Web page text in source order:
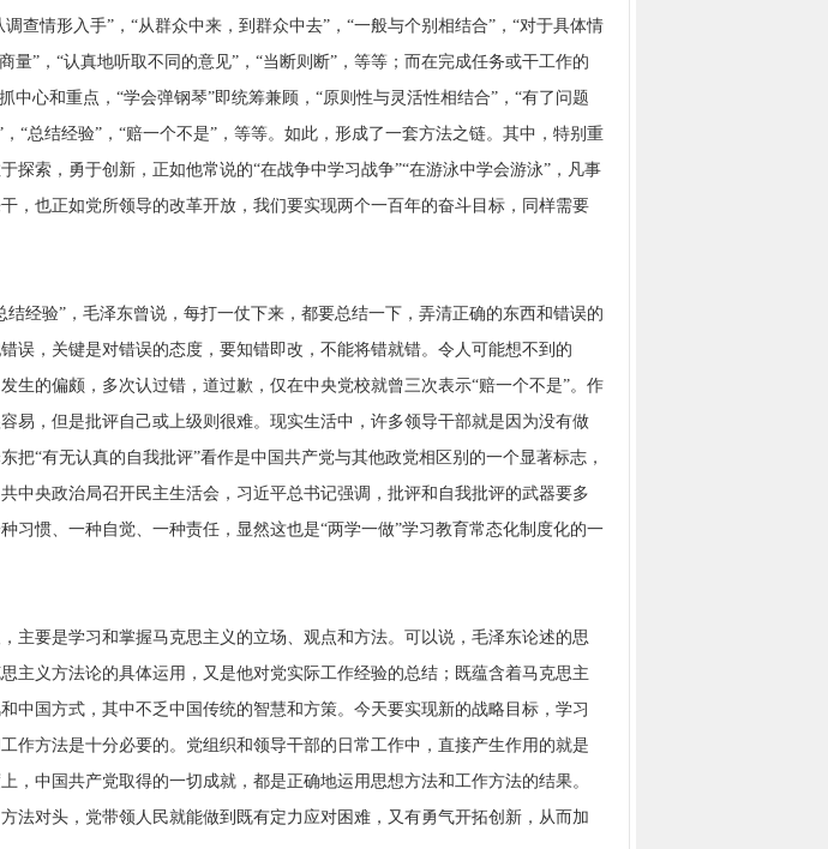
查情形入手”，“从群众中来，到群众中去”，“一般与个别相结合”，“对于具体情
量”，“认真地听取不同的意见”，“当断则断”，等等；而在完成任务或干工作的
中心和重点，“学会弹钢琴”即统筹兼顾，“原则性与灵活性相结合”，“有了问题
“总结经验”，“赔一个不是”，等等。如此，形成了一套方法之链。其中，特别重
探索，勇于创新，正如他常说的“在战争中学习战争”“在游泳中学会游泳”，凡事
，也正如党所领导的改革开放，我们要实现两个一百年的奋斗目标，同样需要
结经验”，毛泽东曾说，每打一仗下来，都要总结一下，弄清正确的东西和错误的
误，关键是对错误的态度，要知错即改，不能将错就错。令人可能想不到的
生的偏颇，多次认过错，道过歉，仅在中央党校就曾三次表示“赔一个不是”。作
易，但是批评自己或上级则很难。现实生活中，许多领导干部就是因为没有做
把“有无认真的自我批评”看作是中国共产党与其他政党相区别的一个显著标志，
中央政治局召开民主生活会，习近平总书记强调，批评和自我批评的武器要多
习惯、一种自觉、一种责任，显然这也是“两学一做”学习教育常态化制度化的一
主要是学习和掌握马克思主义的立场、观点和方法。可以说，毛泽东论述的思
主义方法论的具体运用，又是他对党实际工作经验的总结；既蕴含着马克思主
中国方式，其中不乏中国传统的智慧和方策。今天要实现新的战略目标，学习
作方法是十分必要的。党组织和领导干部的日常工作中，直接产生作用的就是
，中国共产党取得的一切成就，都是正确地运用思想方法和工作方法的结果。
法对头，党带领人民就能做到既有定力应对困难，又有勇气开拓创新，从而加